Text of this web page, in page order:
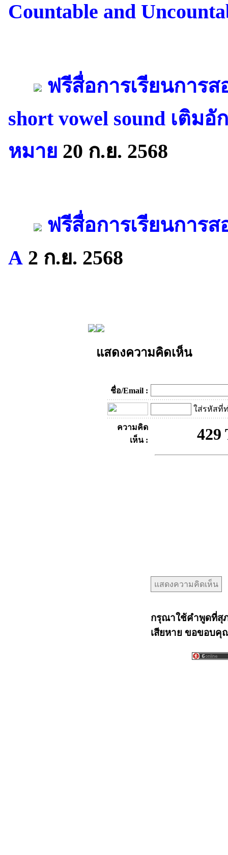
Countable and
ฟรีสื่อการเรียนการ
short vowel sound เติม
หมาย 20 ก.ย. 2568
ฟรีสื่อการเรียนการ
A 2 ก.ย. 2568
แสดงความคิดเห็น
ชื่อ/Email :
ใส่รหัสที่
ความคิด
เห็น :
กรุณาใช้คำพูดที่สุ
เสียหาย ขอขอบคุ